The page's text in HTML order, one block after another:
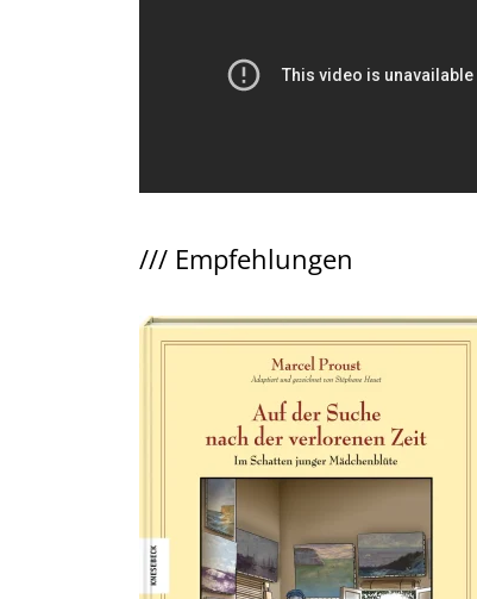
/// Empfehlungen